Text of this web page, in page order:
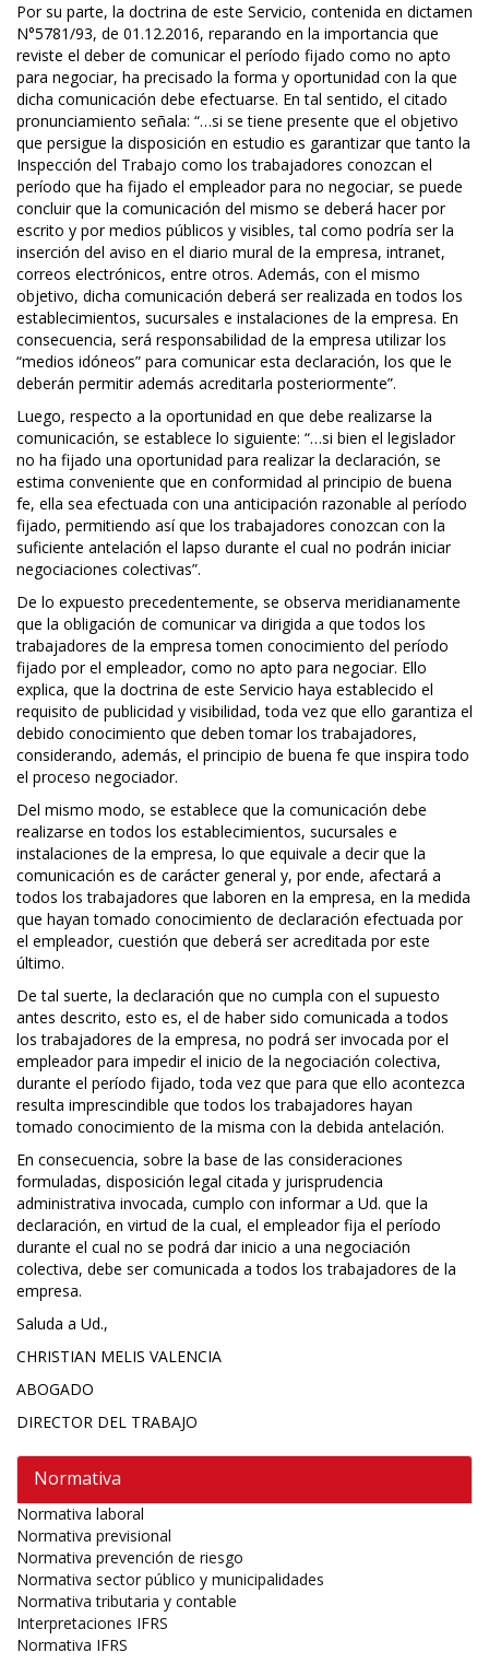
Por su parte, la doctrina de este Servicio, contenida en dictamen
N°5781/93, de 01.12.2016, reparando en la importancia que
reviste el deber de comunicar el período fijado como no apto
para negociar, ha precisado la forma y oportunidad con la que
dicha comunicación debe efectuarse. En tal sentido, el citado
pronunciamiento señala: “…si se tiene presente que el objetivo
que persigue la disposición en estudio es garantizar que tanto la
Inspección del Trabajo como los trabajadores conozcan el
período que ha fijado el empleador para no negociar, se puede
concluir que la comunicación del mismo se deberá hacer por
escrito y por medios públicos y visibles, tal como podría ser la
inserción del aviso en el diario mural de la empresa, intranet,
correos electrónicos, entre otros. Además, con el mismo
objetivo, dicha comunicación deberá ser realizada en todos los
establecimientos, sucursales e instalaciones de la empresa. En
consecuencia, será responsabilidad de la empresa utilizar los
“medios idóneos” para comunicar esta declaración, los que le
deberán permitir además acreditarla posteriormente”.
Luego, respecto a la oportunidad en que debe realizarse la
comunicación, se establece lo siguiente: “…si bien el legislador
no ha fijado una oportunidad para realizar la declaración, se
estima conveniente que en conformidad al principio de buena
fe, ella sea efectuada con una anticipación razonable al período
fijado, permitiendo así que los trabajadores conozcan con la
suficiente antelación el lapso durante el cual no podrán iniciar
negociaciones colectivas”.
De lo expuesto precedentemente, se observa meridianamente
que la obligación de comunicar va dirigida a que todos los
trabajadores de la empresa tomen conocimiento del período
fijado por el empleador, como no apto para negociar. Ello
explica, que la doctrina de este Servicio haya establecido el
requisito de publicidad y visibilidad, toda vez que ello garantiza el
debido conocimiento que deben tomar los trabajadores,
considerando, además, el principio de buena fe que inspira todo
el proceso negociador.
Del mismo modo, se establece que la comunicación debe
realizarse en todos los establecimientos, sucursales e
instalaciones de la empresa, lo que equivale a decir que la
comunicación es de carácter general y, por ende, afectará a
todos los trabajadores que laboren en la empresa, en la medida
que hayan tomado conocimiento de declaración efectuada por
el empleador, cuestión que deberá ser acreditada por este
último.
De tal suerte, la declaración que no cumpla con el supuesto
antes descrito, esto es, el de haber sido comunicada a todos
los trabajadores de la empresa, no podrá ser invocada por el
empleador para impedir el inicio de la negociación colectiva,
durante el período fijado, toda vez que para que ello acontezca
resulta imprescindible que todos los trabajadores hayan
tomado conocimiento de la misma con la debida antelación.
En consecuencia, sobre la base de las consideraciones
formuladas, disposición legal citada y jurisprudencia
administrativa invocada, cumplo con informar a Ud. que la
declaración, en virtud de la cual, el empleador fija el período
durante el cual no se podrá dar inicio a una negociación
colectiva, debe ser comunicada a todos los trabajadores de la
empresa.
Saluda a Ud.,
CHRISTIAN MELIS VALENCIA
ABOGADO
DIRECTOR DEL TRABAJO
Normativa
Normativa laboral
Normativa previsional
Normativa prevención de riesgo
Normativa sector público y municipalidades
Normativa tributaria y contable
Interpretaciones IFRS
Normativa IFRS